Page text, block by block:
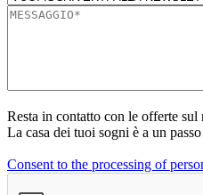
Resta in contatto con le offerte sul
La casa dei tuoi sogni è a un passo
Consent to the processing of